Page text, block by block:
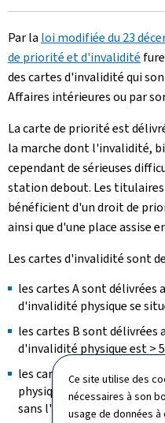
Ce site utilise des
nécessaires à son
usage de données
Par la loi modifiée du 23
de priorité et d'invalidité
des cartes d'invalidité qui
Affaires intérieures ou par
La carte de priorité est
la marche dont l'invalidité,
cependant de sérieuses
station debout. Les
bénéficient d'un droit de
ainsi que d'une place assise
Les cartes d'invalidité sont
les cartes A sont délivrées
d'invalidité physique se
les cartes B sont délivrées
d'invalidité physique est >
les cartes C sont délivrées
physique ou mental est tel
sans l'assistance d'une